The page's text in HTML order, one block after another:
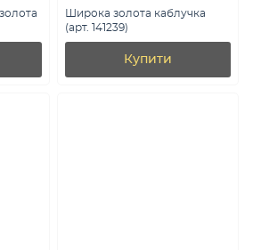
Широка золота каблучка
(арт. 141239)
Купити